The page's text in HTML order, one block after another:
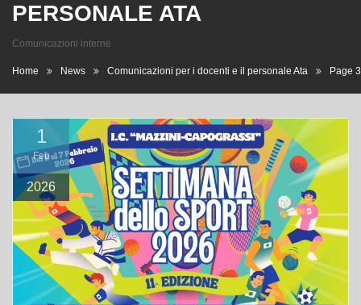
PERSONALE ATA
Comunicazioni interne
Home News Comunicazioni per i docenti e il personale Ata Page 3
1
Feb
2026